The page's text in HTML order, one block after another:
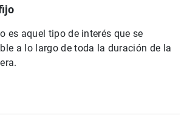
es aquel tipo de interés que se
a lo largo de toda la duración de la